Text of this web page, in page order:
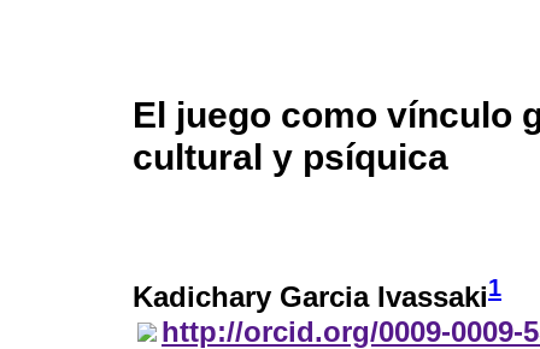
El juego como vínculo
cultural y psíquica
Kadichary Garcia Ivassaki1
http://orcid.org/0009-0009-